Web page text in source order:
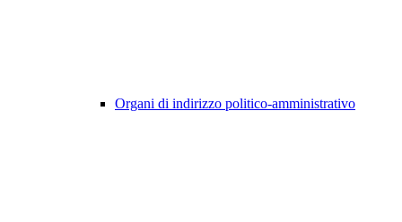
Organi di indirizzo politico-amministrativo